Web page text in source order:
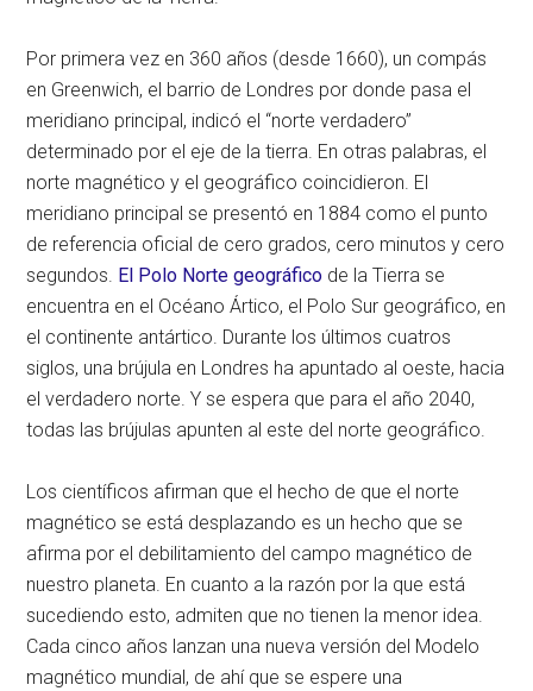
Por primera vez en 360 años (desde 1660), un compás
en Greenwich, el barrio de Londres por donde pasa el
meridiano principal, indicó el “norte verdadero”
determinado por el eje de la tierra. En otras palabras, el
norte magnético y el geográfico coincidieron. El
meridiano principal se presentó en 1884 como el punto
de referencia oficial de cero grados, cero minutos y cero
segundos. El Polo Norte geográfico de la Tierra se
encuentra en el Océano Ártico, el Polo Sur geográfico, en
el continente antártico. Durante los últimos cuatros
siglos, una brújula en Londres ha apuntado al oeste, hacia
el verdadero norte. Y se espera que para el año 2040,
todas las brújulas apunten al este del norte geográfico.
Los científicos afirman que el hecho de que el norte
magnético se está desplazando es un hecho que se
afirma por el debilitamiento del campo magnético de
nuestro planeta. En cuanto a la razón por la que está
sucediendo esto, admiten que no tienen la menor idea.
Cada cinco años lanzan una nueva versión del Modelo
magnético mundial, de ahí que se espere una